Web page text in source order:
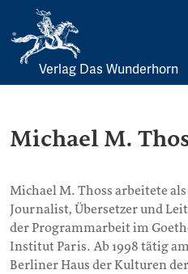
Skip
Verlag Das Wunderhorn
Michael M.
Michael M. Thoss arbeitete als
Journalist, Übersetzer und
der Programmarbeit im
Institut Paris. Ab 1998 tätig
Berliner Haus der Kulturen der